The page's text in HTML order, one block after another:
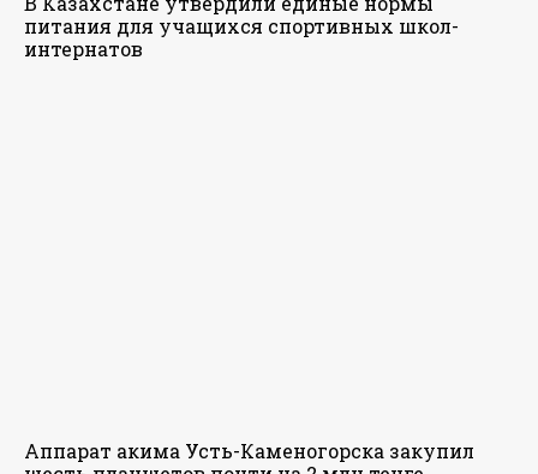
питания для учащихся спортивных школ-
интернатов
Аппарат акима Усть-Каменогорска закупил